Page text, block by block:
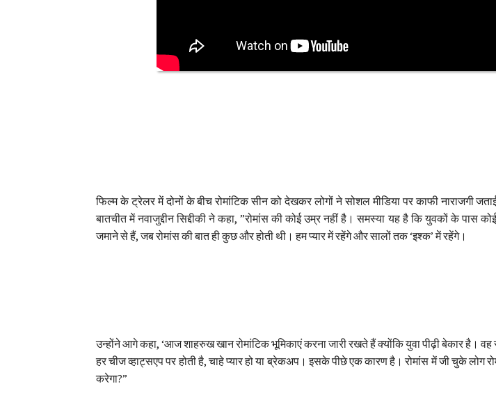
फिल्म के ट्रेलर में दोनों के बीच रोमांटिक सीन को देखकर लोगों ने सोशल मीडिया पर काफी नाराजगी
बातचीत में नवाजुद्दीन सिद्दीकी ने कहा, ”रोमांस की कोई उम्र नहीं है। समस्या यह है कि युवकों के पास
जमाने से हैं, जब रोमांस की बात ही कुछ और होती थी। हम प्यार में रहेंगे और सालों तक ‘इश्क’ में रहेंगे।
उन्होंने आगे कहा, ‘आज शाहरुख खान रोमांटिक भूमिकाएं करना जारी रखते हैं क्योंकि युवा पीढ़ी बेकार है।
हर चीज व्हाट्सएप पर होती है, चाहे प्यार हो या ब्रेकअप। इसके पीछे एक कारण है। रोमांस में जी चुके
करेगा?”